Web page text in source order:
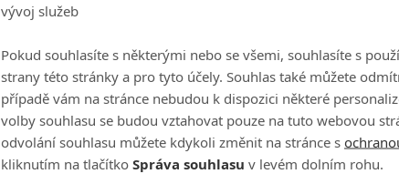
Počet
vývoj služeb
Pokud souhlasíte s některými nebo se všemi, souhlasíte s
strany této stránky a pro tyto účely. Souhlas také můžete
případě vám na stránce nebudou k dispozici některé
volby souhlasu se budou vztahovat pouze na tuto webovou
odvolání souhlasu můžete kdykoli změnit na stránce s
kliknutím na tlačítko Správa souhlasu v levém dolním rohu.